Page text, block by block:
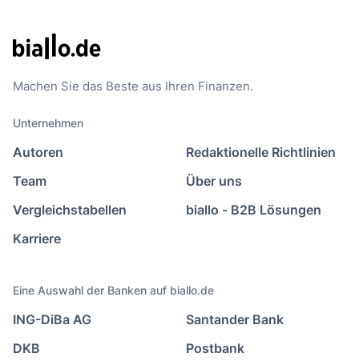
Machen Sie das Beste aus Ihren Finanzen.
Unternehmen
Autoren
Team
Vergleichstabellen
Karriere
Redaktionelle Richtlinien
Über uns
biallo - B2B Lösungen
Eine Auswahl der Banken auf biallo.de
ING-DiBa AG
DKB
Santander Bank
Postbank